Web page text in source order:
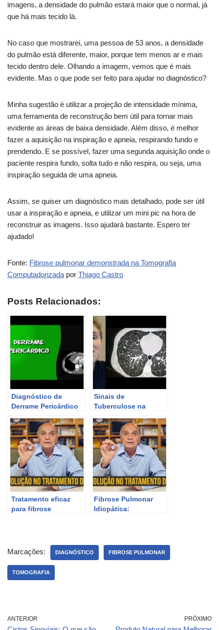
imagens, a densidade do pulmão estará maior que o normal, já
que há mais tecido lá.
No caso que mostrarei, uma pessoa de 53 anos, a densidade
do pulmão está diferente, maior, porque tem menos ar e mais
tecido dentro dele. Olhando a imagem, vemos que é mais
evidente. Mas o que pode ser feito para ajudar no diagnóstico?
Minha sugestão é utilizar a projeção de intensidade mínima,
uma ferramenta de reconstrução bem útil para tornar mais
evidente as áreas de baixa densidade. Além disso, é melhor
fazer a aquisição na inspiração e apneia, respirando fundo e
prendendo. E se possível, fazer uma segunda aquisição onde o
paciente respira fundo, solta tudo e não respira, ou seja, uma
inspiração seguida de uma apneia.
Assim, se quiser um diagnóstico mais detalhado, pode ser útil
usar a inspiração e apneia, e utilizar um mini pic na hora de
reconstruir as imagens. Isso ajudará bastante. Espero ter
ajudado!
Fonte: Fibrose pulmonar demonstrada na Tomografia
Computadorizada por Thiago Castro
Posts Relacionados:
Diagnóstico de
Derrame Pericárdico
Tomografia
Computadorizada de
Tórax
Sinais de
Tuberculose na
Computadorizada de
Tórax.
Tratamento eficaz
para fibrose
Fibrose Pulmonar
Idiopática:
Marcações: DIAGNÓSTICO FIBROSE PULMONAR
TOMOGRAFIA
ANTERIOR PRÓXIMO